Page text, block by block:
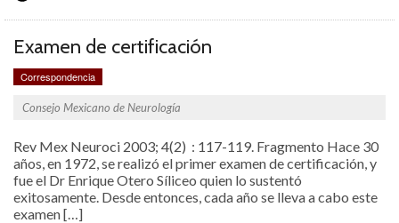
Examen de certificación
Correspondencia
Consejo Mexicano de Neurología
Rev Mex Neuroci 2003; 4(2) : 117-119. Fragmento Hace 30
años, en 1972, se realizó el primer examen de certificación, y
fue el Dr Enrique Otero Síliceo quien lo sustentó
exitosamente. Desde entonces, cada año se lleva a cabo este
examen […]